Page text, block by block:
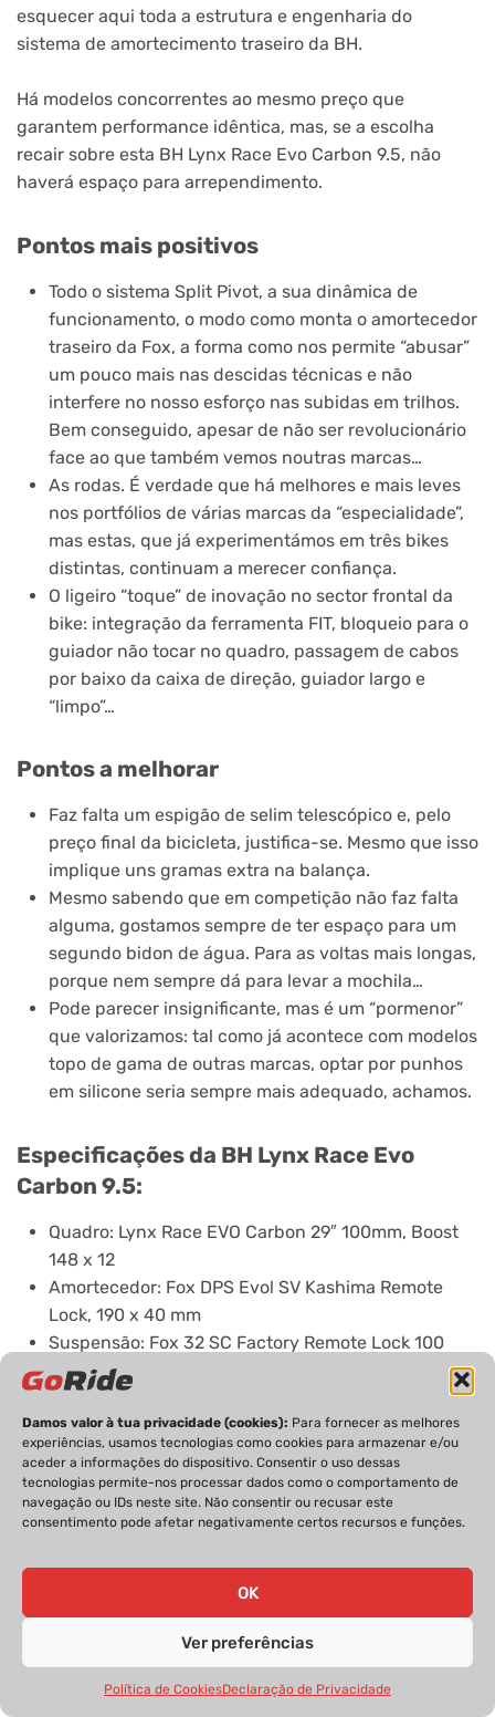
Damos valor à tua privacidade (cookies): Para fornecer as melhores
experiências, usamos tecnologias como cookies para armazenar e/ou
aceder a informações do dispositivo. Consentir o uso dessas
tecnologias permite-nos processar dados como o comportamento de
navegação ou IDs neste site. Não consentir ou recusar este
consentimento pode afetar negativamente certos recursos e funções.
OK
Ver preferências
Política de CookiesDeclaração de Privacidade
esquecer aqui toda a estrutura e engenharia do
sistema de amortecimento traseiro da BH.
Há modelos concorrentes ao mesmo preço que
garantem performance idêntica, mas, se a escolha
recair sobre esta BH Lynx Race Evo Carbon 9.5, não
haverá espaço para arrependimento.
Pontos mais positivos
Todo o sistema Split Pivot, a sua dinâmica de
funcionamento, o modo como monta o amortecedor
traseiro da Fox, a forma como nos permite “abusar”
um pouco mais nas descidas técnicas e não
interfere no nosso esforço nas subidas em trilhos.
Bem conseguido, apesar de não ser revolucionário
face ao que também vemos noutras marcas…
As rodas. É verdade que há melhores e mais leves
nos portfólios de várias marcas da “especialidade”,
mas estas, que já experimentámos em três bikes
distintas, continuam a merecer confiança.
O ligeiro “toque” de inovação no sector frontal da
bike: integração da ferramenta FIT, bloqueio para o
guiador não tocar no quadro, passagem de cabos
por baixo da caixa de direção, guiador largo e
“limpo”…
Pontos a melhorar
Faz falta um espigão de selim telescópico e, pelo
preço final da bicicleta, justifica-se. Mesmo que isso
implique uns gramas extra na balança.
Mesmo sabendo que em competição não faz falta
alguma, gostamos sempre de ter espaço para um
segundo bidon de água. Para as voltas mais longas,
porque nem sempre dá para levar a mochila…
Pode parecer insignificante, mas é um “pormenor”
que valorizamos: tal como já acontece com modelos
topo de gama de outras marcas, optar por punhos
em silicone seria sempre mais adequado, achamos.
Especificações da BH Lynx Race Evo
Carbon 9.5:
Quadro: Lynx Race EVO Carbon 29″ 100mm, Boost
148 x 12
Amortecedor: Fox DPS Evol SV Kashima Remote
Lock, 190 x 40 mm
Suspensão: Fox 32 SC Factory Remote Lock 100
mm
Caixa de direção: Lynx Race EVO By Acros Stainless
Steel Bearing
Manípulo: Shimano XTR 9100 12x
Desviador traseiro: Shimano XTR 9100 12x
Pedaleiro: Shimano MT900 34, 175 mm
Cassete: Shimano XTR 9100 10/51t
Corrente: Shimano XTR
Travões: Shimano XTR (180 mm à frente e 160 mm
atrás)
Rodas: BH Evo Carbon Tubeless, 30 mm, 28H
Pneus: Maxxis Rekon Race EXO MAXX SPEED 2.40
Selim: Prologo Scratch M5 Nack